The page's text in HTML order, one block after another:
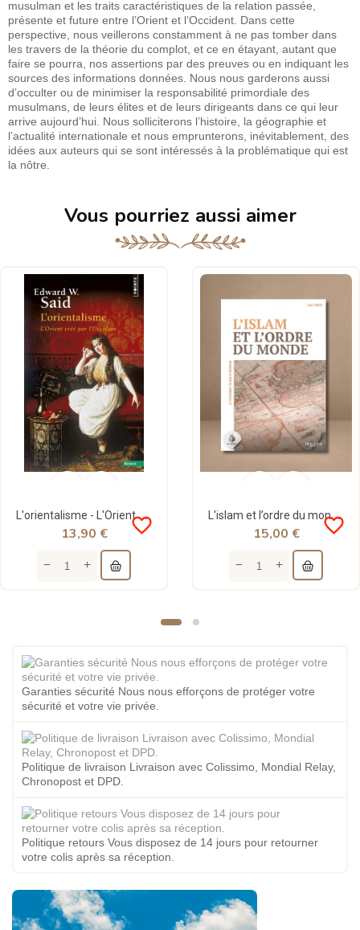
musulman et les traits caractéristiques de la relation passée,
présente et future entre l’Orient et l’Occident. Dans cette
perspective, nous veillerons constamment à ne pas tomber dans
les travers de la théorie du complot, et ce en étayant, autant que
faire se pourra, nos assertions par des preuves ou en indiquant les
sources des informations données. Nous nous garderons aussi
d’occulter ou de minimiser la responsabilité primordiale des
musulmans, de leurs élites et de leurs dirigeants dans ce qui leur
arrive aujourd’hui. Nous solliciterons l’histoire, la géographie et
l’actualité internationale et nous emprunterons, inévitablement, des
idées aux auteurs qui se sont intéressés à la problématique qui est
la nôtre.
Vous pourriez aussi aimer
L'orientalisme - L'Orient créé par l'Occident - version poche - Edward Said - Points
favorite_border
13,90 €
L'islam et l’ordre du monde - Amir Nour - Héritage
favorite_border
15,00 €
Garanties sécurité Nous nous efforçons de protéger votre
sécurité et votre vie privée.
Politique de livraison Livraison avec Colissimo, Mondial Relay,
Chronopost et DPD.
Politique retours Vous disposez de 14 jours pour retourner
votre colis après sa réception.